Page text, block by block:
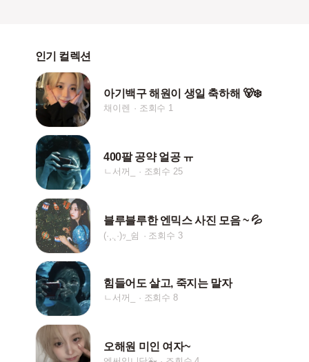
인기 컬렉션
아기백구 해원이 생일 축하해 🐻‍❄️
채이렌 조회수 1
400팔 공약 얼공 ㅠ
ㄴ서꺼_ 조회수 25
블루블루한 엔믹스 사진 모음 ~ 💦
(·¸.˛·)ｯ_쉼 조회수 3
힘들어도 살고, 죽지는 말자
ㄴ서꺼_ 조회수 8
오해원 미인 여자~